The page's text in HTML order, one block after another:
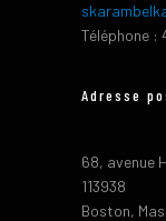
Téléphone :
Adresse
68, avenue
113938
Boston,